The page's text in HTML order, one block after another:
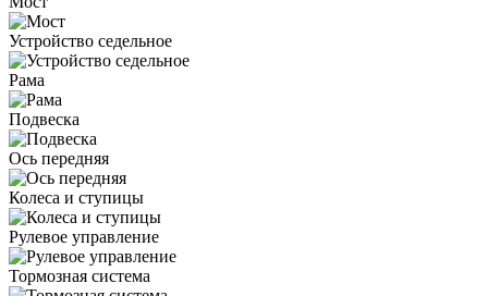
Устройство седельное
Рама
Подвеска
Ось передняя
Колеса и ступицы
Рулевое управление
Тормозная система